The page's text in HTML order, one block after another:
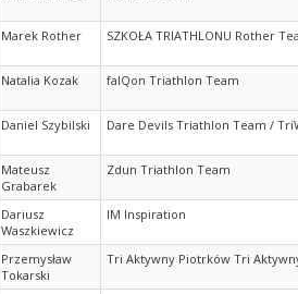
Marek Rother SZKOŁA TRIATHLONU Rother
Natalia Kozak falQon Triathlon Team
Daniel Szybilski Dare Devils Triathlon Team /
Mateusz
Grabarek
Zdun Triathlon Team
Dariusz
Waszkiewicz
IM Inspiration
Przemysław
Tokarski
Tri Aktywny Piotrków Tri